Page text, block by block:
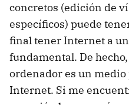
concretos (edición de
específicos) puede
final tener Internet a un
fundamental. De
ordenador es un
Internet. Si me